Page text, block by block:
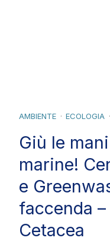
AMBIENTE ECOLOGIA
Giù le
marine!
e
faccenda
Cetacea